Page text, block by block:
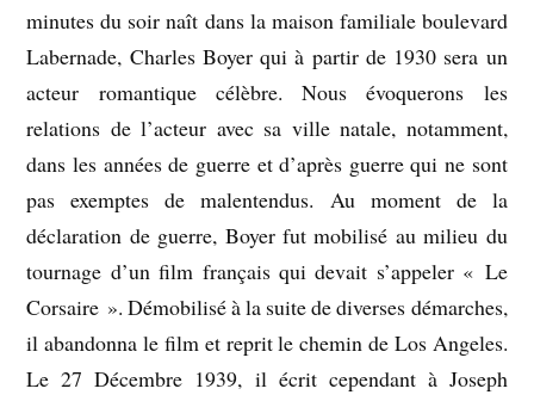
minutes du soir naît dans la maison familiale boulevard
Labernade, Charles Boyer qui à partir de 1930 sera un
acteur romantique célèbre. Nous évoquerons les
relations de l’acteur avec sa ville natale, notamment,
dans les années de guerre et d’après guerre qui ne sont
pas exemptes de malentendus. Au moment de la
déclaration de guerre, Boyer fut mobilisé au milieu du
tournage d’un film français qui devait s’appeler « Le
Corsaire ». Démobilisé à la suite de diverses démarches,
il abandonna le film et reprit le chemin de Los Angeles.
Le 27 Décembre 1939, il écrit cependant à Joseph